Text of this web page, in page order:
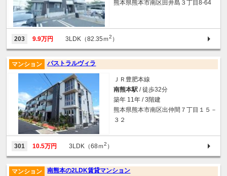
熊本県熊本市南区田井島３丁目8-64
203 9.9万円 3LDK（82.35ｍ2 ）
パストラルヴィラ
マンション
ＪＲ豊肥本線
南熊本駅 / 徒歩32分
築年 11年 / 3階建
熊本県熊本市南区出仲間７丁目１５－
３２
301 10.5万円 3LDK（68ｍ2 ）
南熊本の2LDK賃貸マンション
マンション